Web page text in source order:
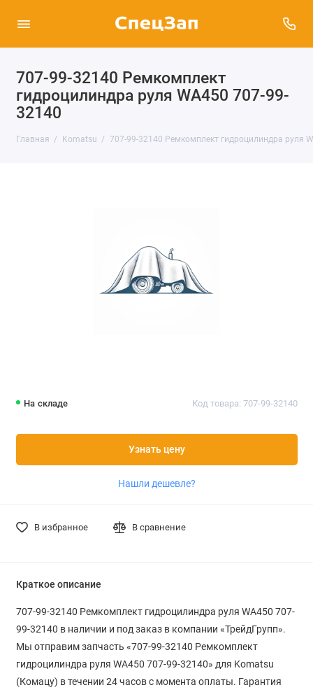
707-99-32140 Ремкомплект
гидроцилиндра руля WA450 707-99-
32140
Главная Komatsu 707-99-32140 Ремкомплект гидроцилиндра руля
На складе Код товара: 707-99-32140
Узнать цену
Нашли дешевле?
В избранное В сравнение
Краткое описание
707-99-32140 Ремкомплект гидроцилиндра руля WA450 707-
99-32140 в наличии и под заказ в компании «ТрейдГрупп».
Мы отправим запчасть «707-99-32140 Ремкомплект
гидроцилиндра руля WA450 707-99-32140» для Komatsu
(Комацу) в течении 24 часов с момента оплаты. Гарантия